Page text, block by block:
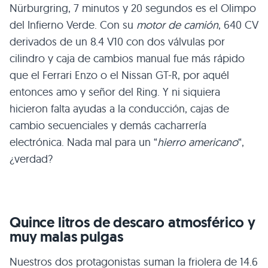
Nürburgring, 7 minutos y 20 segundos es el Olimpo
del Infierno Verde. Con su motor de camión, 640 CV
derivados de un 8.4 V10 con dos válvulas por
cilindro y caja de cambios manual fue más rápido
que el Ferrari Enzo o el Nissan GT-R, por aquél
entonces amo y señor del Ring. Y ni siquiera
hicieron falta ayudas a la conducción, cajas de
cambio secuenciales y demás cacharrería
electrónica. Nada mal para un “hierro americano“,
¿verdad?
Quince litros de descaro atmosférico y
muy malas pulgas
Nuestros dos protagonistas suman la friolera de 14.6